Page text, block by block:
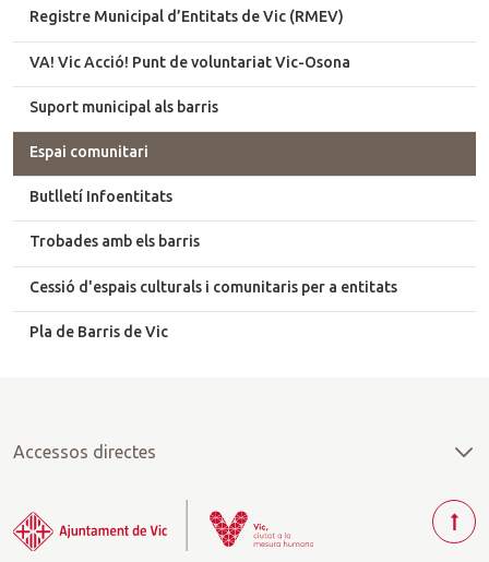
Registre Municipal d’Entitats de Vic (RMEV)
VA! Vic Acció! Punt de voluntariat Vic-Osona
Suport municipal als barris
Espai comunitari
Butlletí Infoentitats
Trobades amb els barris
Cessió d'espais culturals i comunitaris per a entitats
Pla de Barris de Vic
Accessos directes
T